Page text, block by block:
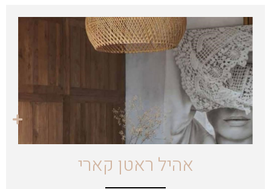
אהיל ראטן קארי